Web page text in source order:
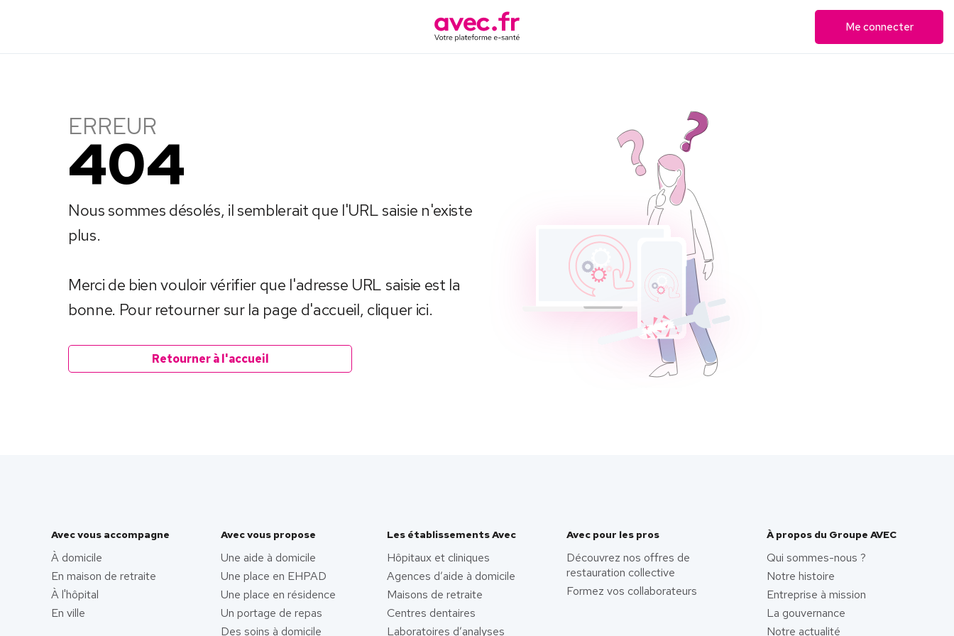
Me connecter
ERREUR
404
Nous sommes désolés, il semblerait que l'URL saisie n'existe
plus.
Merci de bien vouloir vérifier que l'adresse URL saisie est la
bonne. Pour retourner sur la page d'accueil, cliquer ici.
Retourner à l'accueil
Avec vous accompagne
À domicile
En maison de retraite
À l'hôpital
En ville
Avec vous propose
Une aide à domicile
Une place en EHPAD
Une place en résidence
Un portage de repas
Des soins à domicile
Les établissements Avec
Hôpitaux et cliniques
Agences d’aide à domicile
Maisons de retraite
Centres dentaires
Laboratoires d’analyses
Avec pour les pros
Découvrez nos offres de
restauration collective
Formez vos collaborateurs
À propos du Groupe AVEC
Qui sommes-nous ?
Notre histoire
Entreprise à mission
La gouvernance
Notre actualité